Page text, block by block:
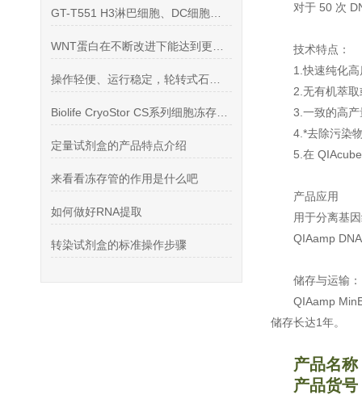
定量试剂盒的产品特点介绍
来看看冻存管的作用是什么吧
如何做好RNA提取
转染试剂盒的标准操作步骤
对于 50 次
技术特点：
1.快速纯化
2.无有机萃
3.一致的高产
4.*去除污染
5.在
产品应用
用于分离基
QIAamp
储存与运输
QIAamp
储存长达1年。
产品名称
产品货